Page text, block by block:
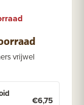
vrijwel
€6,75